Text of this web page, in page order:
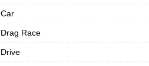
Car
Drag Race
Drive